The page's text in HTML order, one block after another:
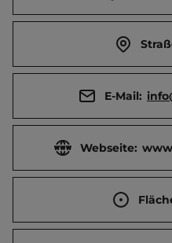
E-Mail:
Webseite: